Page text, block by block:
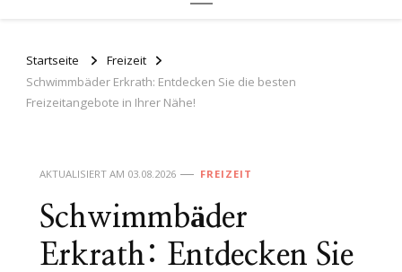
Startseite
Freizeit
Schwimmbäder Erkrath: Entdecken Sie die besten
Freizeitangebote in Ihrer Nähe!
AKTUALISIERT AM 03.08.2026 FREIZEIT
Schwimmbäder
Erkrath: Entdecken Sie